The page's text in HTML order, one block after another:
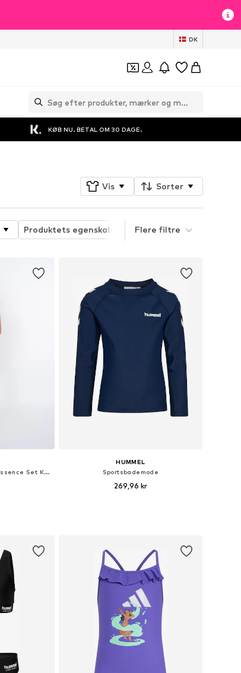
DK
KØB NU. BETAL OM 30 DAGE.
Vis Sorter
Produktets egenskaber Sportstype
Flere filtre
Sportsbademode 'CHAY Essence Set Kids - Ocean Blue'
HUMMEL
Sportsbademode
269,96 kr